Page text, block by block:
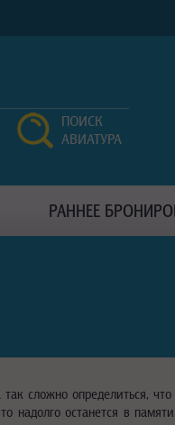
ПОИСК
АВИАТУРА
РАННЕЕ
сложно определиться,
надолго останется в